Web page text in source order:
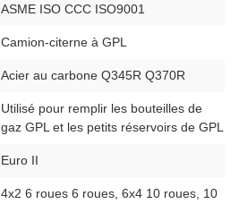
ASME ISO CCC ISO9001
Camion-citerne à GPL
Acier au carbone Q345R Q370R
Utilisé pour remplir les bouteilles de
gaz GPL et les petits réservoirs de GPL
Euro II
4x2 6 roues 6 roues, 6x4 10 roues, 10